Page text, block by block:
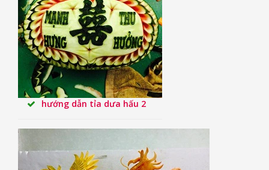
hướng dẫn tỉa dưa hấu 2